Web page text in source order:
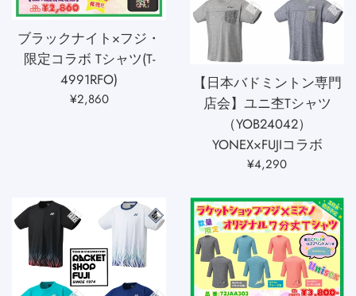
ブラックナイト×フジ・
限定コラボ Tシャツ(T-
4991RFO)
通
¥2,860
【日本バドミントン専門
店会】ユニ杢Tシャツ
（YOB24042）
YONEX×FUJIコラボ
通
価
格
¥4,290